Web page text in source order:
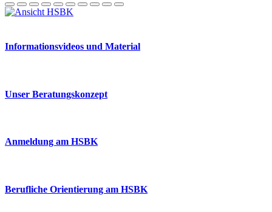
Informationsvideos und Material
Unser Beratungskonzept
Anmeldung am HSBK
Berufliche Orientierung am HSBK